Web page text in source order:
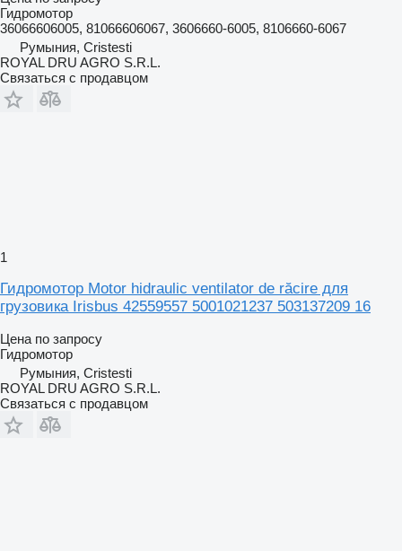
Гидромотор
36066606005, 81066606067, 3606660-6005, 8106660-6067
Румыния, Cristesti
ROYAL DRU AGRO S.R.L.
Связаться с продавцом
1
Гидромотор Motor hidraulic ventilator de răcire для
грузовика Irisbus 42559557 5001021237 503137209 16
Цена по запросу
Гидромотор
Румыния, Cristesti
ROYAL DRU AGRO S.R.L.
Связаться с продавцом